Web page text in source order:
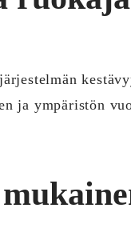
ja ympäristön